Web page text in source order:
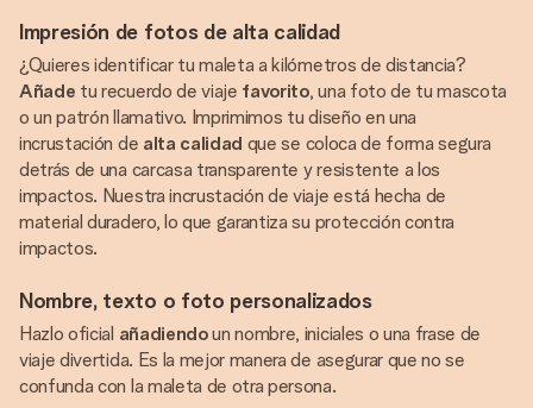
Impresión de fotos de alta calidad
¿Quieres identificar tu maleta a kilómetros de distancia?
Añade tu recuerdo de viaje favorito, una foto de tu mascota
o un patrón llamativo. Imprimimos tu diseño en una
incrustación de alta calidad que se coloca de forma segura
detrás de una carcasa transparente y resistente a los
impactos. Nuestra incrustación de viaje está hecha de
material duradero, lo que garantiza su protección contra
impactos.
Nombre, texto o foto personalizados
Hazlo oficial añadiendoun nombre, iniciales o una frase de
viaje divertida. Es la mejor manera de asegurar que no se
confunda con la maleta de otra persona.